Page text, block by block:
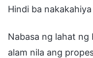
Hindi ba
Nabasa ng lahat ng
alam nila ang